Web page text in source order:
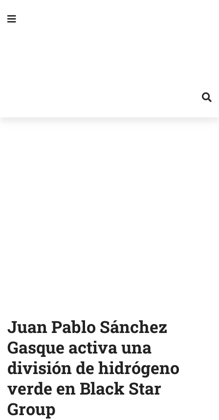
Juan Pablo Sánchez
Gasque activa una
división de hidrógeno
verde en Black Star
Group